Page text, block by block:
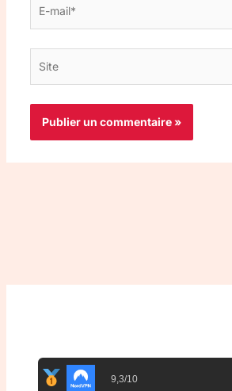
mail*
9,3/10